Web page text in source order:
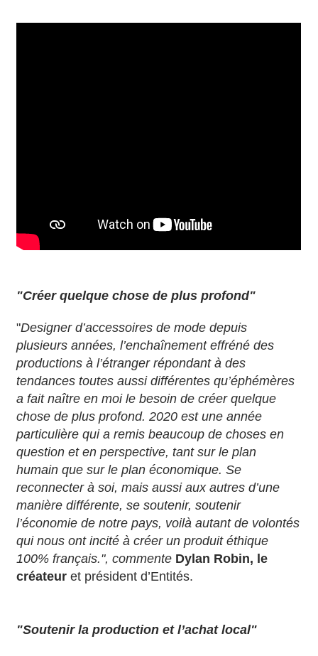
"Créer quelque chose de plus profond"
"Designer d’accessoires de mode depuis
plusieurs années, l’enchaînement effréné des
productions à l’étranger répondant à des
tendances toutes aussi différentes qu’éphémères
a fait naître en moi le besoin de créer quelque
chose de plus profond. 2020 est une année
particulière qui a remis beaucoup de choses en
question et en perspective, tant sur le plan
humain que sur le plan économique. Se
reconnecter à soi, mais aussi aux autres d’une
manière différente, se soutenir, soutenir
l’économie de notre pays, voilà autant de volontés
qui nous ont incité à créer un produit éthique
100% français.", commente Dylan Robin, le
créateur et président d’Entités.
"Soutenir la production et l’achat local"